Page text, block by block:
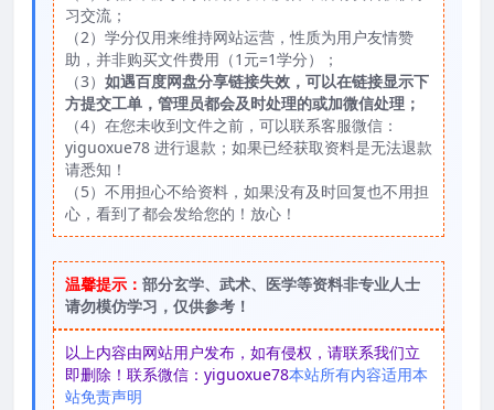
习交流；
（2）学分仅用来维持网站运营，性质为用户友情赞
助，并非购买文件费用（1元=1学分）；
（3） 如遇百度网盘分享链接失效，可以在链接显示下
方提交工单，管理员都会及时处理的或加微信处理；
（4）在您未收到文件之前，可以联系客服微信：
yiguoxue78 进行退款；如果已经获取资料是无法退款
请悉知！
（5）不用担心不给资料，如果没有及时回复也不用担
心，看到了都会发给您的！放心！
温馨提示： 部分玄学、武术、医学等资料非专业人士
请勿模仿学习，仅供参考！
以上内容由网站用户发布，如有侵权，请联系我们立
即删除！联系微信：yiguoxue78本站所有内容适用本
站免责声明